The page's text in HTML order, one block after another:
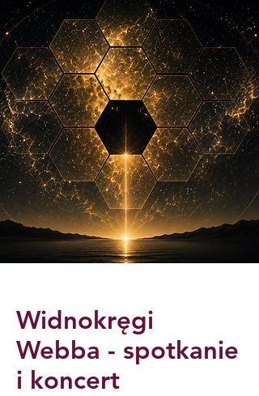
Widnokręgi
Webba - spotkanie
i koncert